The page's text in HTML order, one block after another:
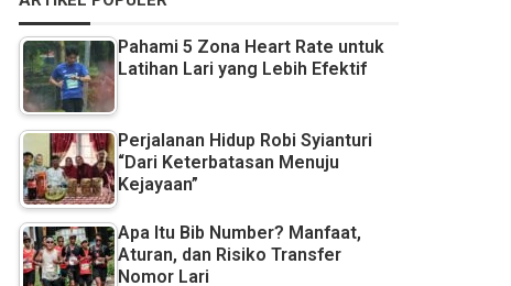
Pahami 5 Zona Heart Rate untuk
Latihan Lari yang Lebih Efektif
Perjalanan Hidup Robi Syianturi
“Dari Keterbatasan Menuju
Kejayaan”
Apa Itu Bib Number? Manfaat,
Aturan, dan Risiko Transfer
Nomor Lari